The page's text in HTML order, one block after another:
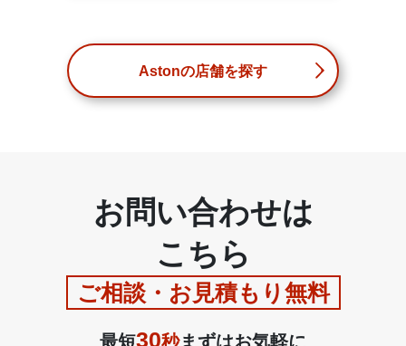
Astonの店舗を探す
お問い合わせは
こちら
ご相談・お見積もり無料
最短30秒まずはお気軽に